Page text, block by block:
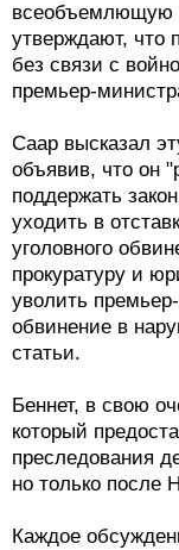
всеобъемлющую
утверждают, что
без связи с
премьер-
Саар высказал
объявив, что он
поддержать
уходить в
уголовного
прокуратуру и
уволить
обвинение в
статьи.
Беннет, в свою
который
преследования
но только после
Каждое